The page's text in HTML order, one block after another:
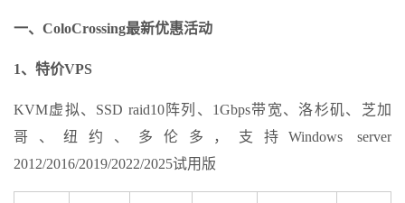
一、ColoCrossing最新优惠活动
1、特价VPS
KVM虚拟、SSD raid10阵列、1Gbps带宽、洛杉矶、芝加
哥、纽约、多伦多，支持Windows server
2012/2016/2019/2022/2025试用版